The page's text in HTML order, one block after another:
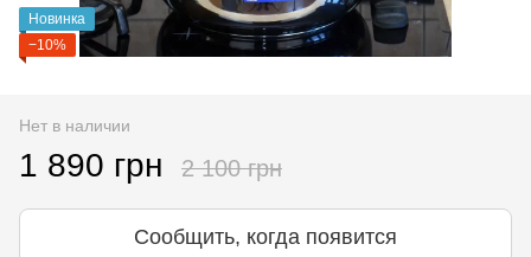
Новинка
−10%
Нет в наличии
1 890 грн 2 100 грн
Сообщить, когда появится